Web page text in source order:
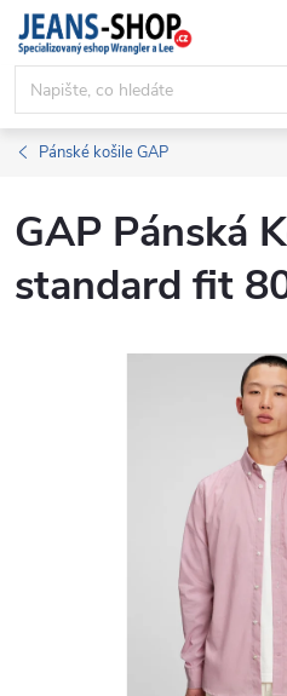
Přejít
obsah
Pánské košile GAP
GAP Pánská
standard fit